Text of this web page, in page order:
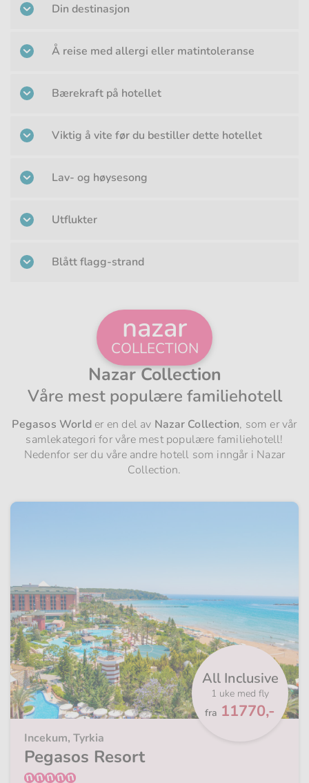
Din destinasjon
Å reise med allergi eller matintoleranse
Bærekraft på hotellet
Viktig å vite før du bestiller dette hotellet
Lav- og høysesong
Utflukter
Blått flagg-strand
nazar
COLLECTION
Nazar Collection
Våre mest populære familiehotell
Pegasos World er en del av Nazar Collection, som er vår
samlekategori for våre mest populære familiehotell!
Nedenfor ser du våre andre hotell som inngår i Nazar
Collection.
All Inclusive
1 uke med fly
Fra
fra 11770,-
Incekum, Tyrkia
Pegasos Resort